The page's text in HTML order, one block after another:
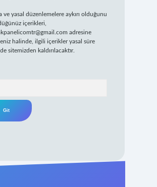
ve yasal düzenlemelere aykırı olduğunu
içerikleri,
adresine
halinde, ilgili içerikler yasal süre
sitemizden kaldırılacaktır.